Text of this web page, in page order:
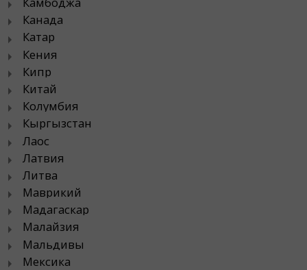
Канада
Катар
Кения
Кипр
Китай
Колумбия
Кыргызстан
Лаос
Латвия
Литва
Маврикий
Мадагаскар
Малайзия
Мальдивы
Мексика